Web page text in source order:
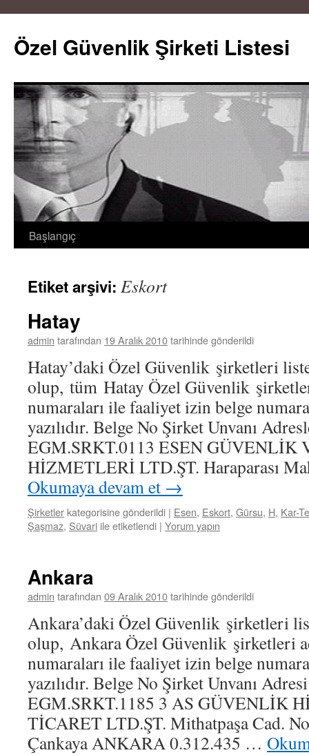
Özel Güvenlik Şirketi Listesi
İçeriğe
Başlangıç
Etiket arşivi: Eskort
Hatay
admin tarafından 19 Aralık 2010tarihinde gönderildi
Hatay’daki Özel Güvenlik şirketleri
olup, tüm Hatay Özel Güvenlik
numaraları ile faaliyet izin belge
yazılıdır. Belge No Şirket Unvanı
EGM.SRKT.0113 ESEN GÜVENLİK
HİZMETLERİ LTD.ŞT. Haraparası
Okumaya devam et →
Şirketler kategorisine gönderildi | Esen, Eskort, Gürsu, H, Kar-
Şaşmaz, Süvari ile etiketlendi | Yorum yapın
Ankara
admin tarafından 09 Aralık 2010tarihinde gönderildi
Ankara’daki Özel Güvenlik şirketleri
olup, Ankara Özel Güvenlik şirketleri
numaraları ile faaliyet izin belge
yazılıdır. Belge No Şirket Unvanı
EGM.SRKT.1185 3 AS GÜVENLİK
TİCARET LTD.ŞT. Mithatpaşa Cad.
Çankaya ANKARA 0.312.435 …